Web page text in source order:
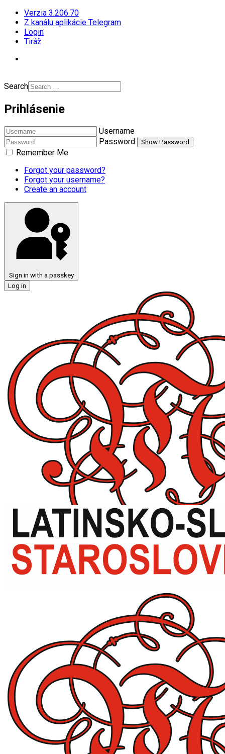
Verzia 3.206.70
Z kanálu aplikácie Telegram
Login
Tiráž
Search
Prihlásenie
Username
Password
Show Password
Remember Me
Forgot your password?
Forgot your username?
Create an account
Sign in with a passkey
Log in